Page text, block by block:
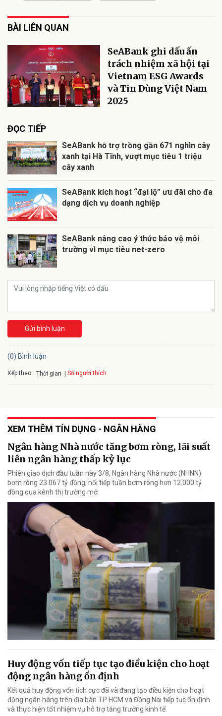
BÀI LIÊN QUAN
SeABank ghi dấu ấn
trách nhiệm xã hội tại
Vietnam ESG Awards
và Tin Dùng Việt Nam
2025
ĐỌC TIẾP
SeABank hỗ trợ trồng gần 671 nghìn cây
xanh tại Hà Tĩnh, vượt mục tiêu 1 triệu
cây xanh
SeABank kích hoạt “đại lộ” ưu đãi cho đa
dạng dịch vụ doanh nghiệp
SeABank nâng cao ý thức bảo vệ môi
trường vì mục tiêu net-zero
Gửi bình luận
(0) Bình luận
Xếp theo: Thời gian Số người thích
XEM THÊM TÍN DỤNG - NGÂN HÀNG
Ngân hàng Nhà nước tăng bơm ròng, lãi suất
liên ngân hàng thấp kỷ lục
Phiên giao dịch đầu tuần này 3/8, Ngân hàng Nhà nước (NHNN)
bơm ròng 23.067 tỷ đồng, nối tiếp tuần bơm ròng hơn 12.000 tỷ
đồng qua kênh thị trường mở.
Huy động vốn tiếp tục tạo điều kiện cho hoạt
động ngân hàng ổn định
Kết quả huy động vốn tích cực đã và đang tạo điều kiện cho hoạt
động ngân hàng trên địa bàn TP HCM và Đồng Nai tiếp tục ổn định
và thực hiện tốt nhiệm vụ hỗ trợ tăng trưởng kinh tế.